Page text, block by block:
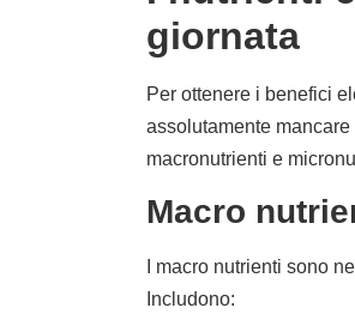
giornata
Per ottenere i benefici
assolutamente
macronutrienti e
Macro
I macro nutrienti sono
Includono: